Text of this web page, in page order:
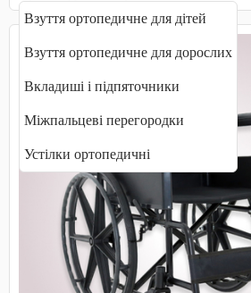
Взуття ортопедичне для дітей
Взуття ортопедичне для дорослих
Вкладиші і підпяточники
Міжпальцеві перегородки
Устілки ортопедичні